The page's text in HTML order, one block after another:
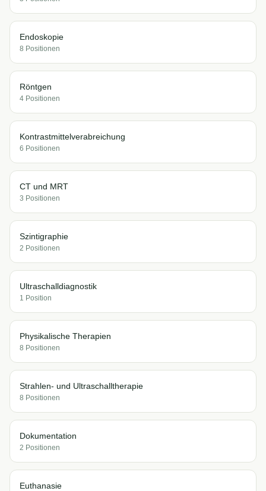
Endoskopie
8 Positionen
Röntgen
4 Positionen
Kontrastmittelverabreichung
6 Positionen
CT und MRT
3 Positionen
Szintigraphie
2 Positionen
Ultraschalldiagnostik
1 Position
Physikalische Therapien
8 Positionen
Strahlen- und Ultraschalltherapie
8 Positionen
Dokumentation
2 Positionen
Euthanasie